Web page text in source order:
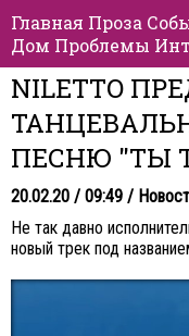
Главная Проза
Дом Проблемы
NILETTO
ПЕСНЮ "ТЫ
20.02.20 / 09:49 /
Не так давно
новый трек под